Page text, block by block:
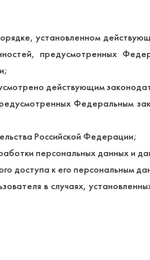
установленном
предусмотренных
действующим
Федеральным
Российской Федерации;
персональных данных и
доступа к его персональным
в случаях,